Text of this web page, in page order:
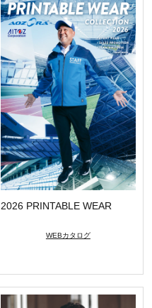
2026 PRINTABLE WEAR
WEBカタログ